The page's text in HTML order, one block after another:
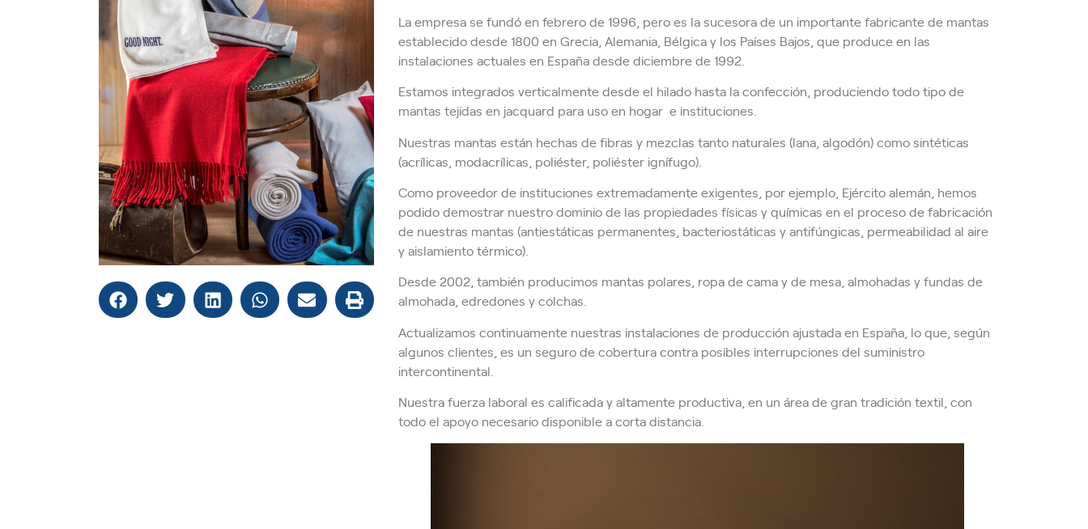
La empresa se fundó en febrero de 1996, pero es la sucesora de un importante fabricante de mantas
establecido desde 1800 en Grecia, Alemania, Bélgica y los Países Bajos, que produce en las
instalaciones actuales en España desde diciembre de 1992.
Estamos integrados verticalmente desde el hilado hasta la confección, produciendo todo tipo de
mantas tejidas en jacquard para uso en hogar e instituciones.
Nuestras mantas están hechas de fibras y mezclas tanto naturales (lana, algodón) como sintéticas
(acrílicas, modacrílicas, poliéster, poliéster ignífugo).
Como proveedor de instituciones extremadamente exigentes, por ejemplo, Ejército alemán, hemos
podido demostrar nuestro dominio de las propiedades físicas y químicas en el proceso de fabricación
de nuestras mantas (antiestáticas permanentes, bacteriostáticas y antifúngicas, permeabilidad al aire
y aislamiento térmico).
Desde 2002, también producimos mantas polares, ropa de cama y de mesa, almohadas y fundas de
almohada, edredones y colchas.
Actualizamos continuamente nuestras instalaciones de producción ajustada en España, lo que, según
algunos clientes, es un seguro de cobertura contra posibles interrupciones del suministro
intercontinental.
Nuestra fuerza laboral es calificada y altamente productiva, en un área de gran tradición textil, con
todo el apoyo necesario disponible a corta distancia.